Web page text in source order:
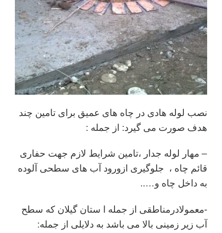
نصب لوله هادی در چاه های عمیق برای تامین چند
هدف صورت می گیرد: از جمله :
– مهار لوله جدار ،تامین شرایط لازم جهت حفاری
قائم چاه ، جلوگیری ازورود آب های سطحی آلوده
به داخل چاه و…..
-معمولادرمناطقی از جمله ا ستان گیلان که سطح
آب زیر زمینی بالا می باشد به دلایلی از جمله: